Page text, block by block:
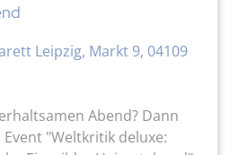
Leipzig, Markt 9, 04109
Abend? Dann
"Weltkritik deluxe: